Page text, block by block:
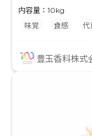
ン・粉末飲料等
デキストリン
用途でご使用頂
に対して、果汁
内容量：10kg
味覚
食感 代
豊玉香料株式